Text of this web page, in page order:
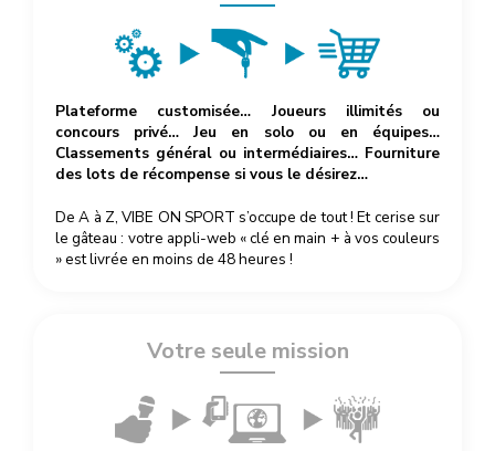
Plateforme customisée… Joueurs illimités ou
concours privé… Jeu en solo ou en équipes…
Classements général ou intermédiaires… Fourniture
des lots de récompense si vous le désirez…
De A à Z, VIBE ON SPORT s’occupe de tout ! Et cerise sur
le gâteau : votre appli-web « clé en main + à vos couleurs
» est livrée en moins de 48 heures !
Votre seule mission